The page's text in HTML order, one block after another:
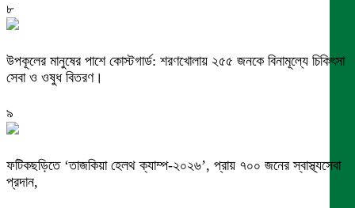
৮
উপকূলের মানুষের পাশে কোস্টগার্ড: শরণখোলায় ২৫৫ জনকে বিনামূল্যে চিকিৎসা
সেবা ও ওষুধ বিতরণ।
৯
ফটিকছড়িতে ‘তাজকিয়া হেলথ ক্যাম্প-২০২৬’, প্রায় ৭০০ জনের স্বাস্থ্যসেবা
প্রদান,